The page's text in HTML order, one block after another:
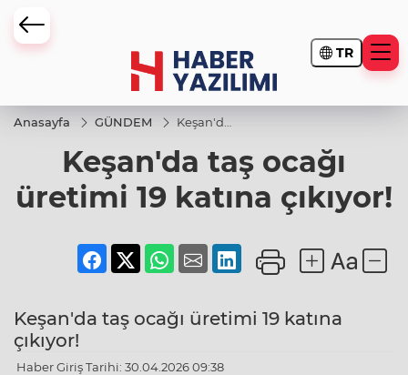
TR
Anasayfa GÜNDEM
Keşan'da
üretimi
19 katına
Keşan'da taş ocağı
üretimi 19 katına çıkıyor!
Keşan'da taş ocağı üretimi 19 katına
çıkıyor!
Haber Giriş Tarihi: 30.04.2026 09:38